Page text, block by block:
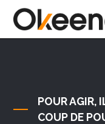
Text Link
POUR AGIR,
COUP DE